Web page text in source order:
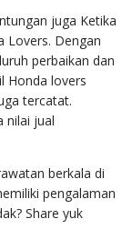
juga Ketika
Lovers. Dengan
perbaikan dan
Honda lovers
tercatat.
nilai jual
berkala di
pengalaman
Share yuk